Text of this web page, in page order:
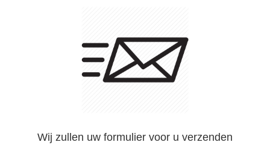
Wij zullen uw formulier voor u verzenden